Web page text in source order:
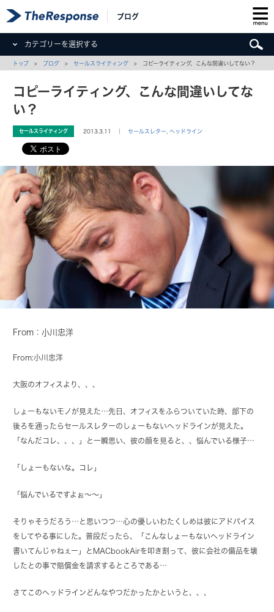
ブログ
カテゴリーを選択する
トップ > ブログ >セールスライティング > コピーライティング、こんな間違いしてない？
コピーライティング、こんな間違いしてな
い？
セールスライティング 2013.3.11 ｜セールスレター ,ヘッドライン
From：小川忠洋
From:小川忠洋
大阪のオフィスより、、、
しょーもないモノが見えた…先日、オフィスをふらついていた時、部下の
後ろを通ったらセールスレターのしょーもないヘッドラインが見えた。
「なんだコレ、、、」と一瞬思い、彼の顔を見ると、、悩んでいる様子…
「しょーもないな。コレ」
「悩んでいるですよぉ～～」
そりゃそうだろう…と思いつつ…心の優しいわたくしめは彼にアドバイス
をしてやる事にした。普段だったら、「こんなしょーもないヘッドライン
書いてんじゃねぇー」とMACbookAirを叩き割って、彼に会社の備品を壊
したとの事で賠償金を請求するところである…
さてこのヘッドラインどんなやつだかったかというと、、、